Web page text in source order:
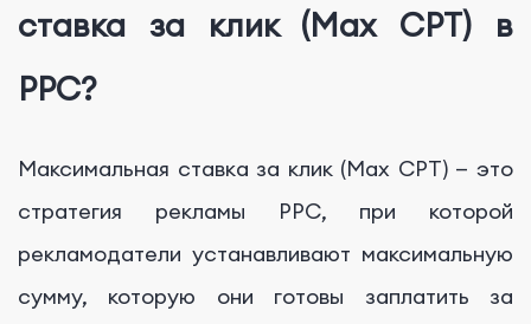
ставка за клик (Max CPT) в
PPC?
Максимальная ставка за клик (Max CPT) — это
стратегия рекламы PPC, при которой
рекламодатели устанавливают максимальную
сумму, которую они готовы заплатить за